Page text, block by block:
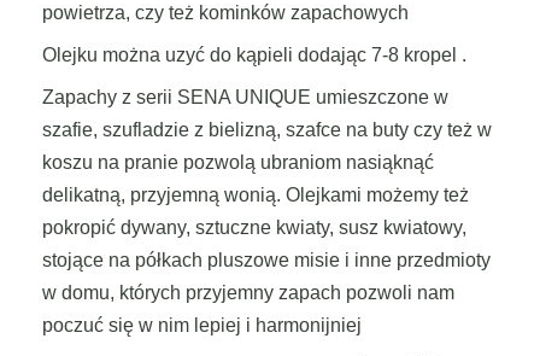
powietrza, czy też kominków zapachowych
Olejku można uzyć do kąpieli dodając 7-8 kropel .
Zapachy z serii SENA UNIQUE umieszczone w
szafie, szufladzie z bielizną, szafce na buty czy też w
koszu na pranie pozwolą ubraniom nasiąknąć
delikatną, przyjemną wonią. Olejkami możemy też
pokropić dywany, sztuczne kwiaty, susz kwiatowy,
stojące na półkach pluszowe misie i inne przedmioty
w domu, których przyjemny zapach pozwoli nam
poczuć się w nim lepiej i harmonijniej